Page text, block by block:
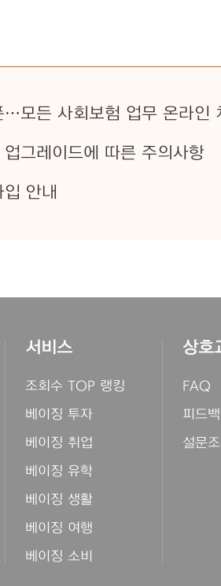
모든 사회보험 업무 온라인
그레이드에 따른 주의사항
안내
서비스
조회수 TOP 랭킹
베이징 투자
베이징 취업
베이징 유학
베이징 생활
베이징 여행
베이징 소비
상호
FAQ
피드백
설문